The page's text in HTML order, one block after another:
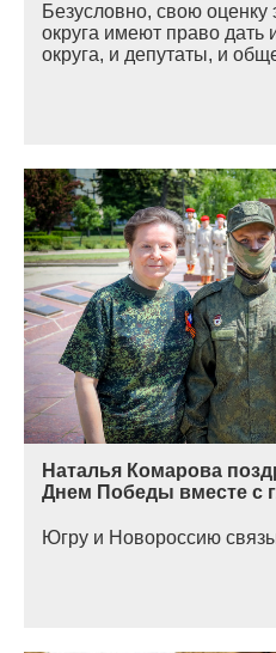
Безусловно, свою оценку
округа имеют право дать
округа, и депутаты, и
Наталья Комарова
Днем Победы вместе с
Югру и Новороссию